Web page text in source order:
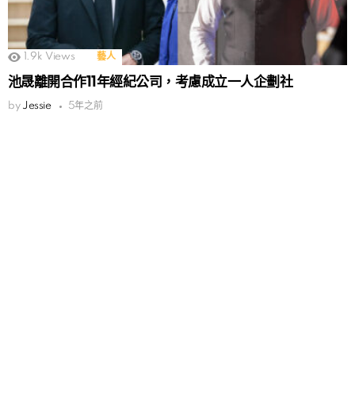
1.9k Views 藝人
池晟離開合作11年經紀公司，考慮成立一人企劃社
by Jessie 5年之前